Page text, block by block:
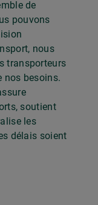
de
pouvons
nous
transporteurs
nos besoins.
soutient
les
délais soient